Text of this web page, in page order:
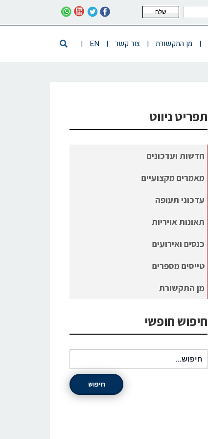
שלח
| מן התקשורת | צור קשר |
EN
|
תפריט ניווט
חדשות ועדכונים
מאמרים מקצועיים
עדכוני תעופה
תאונות אויריות
כנסים ואירועים
טייסים מספרים
מן התקשורת
חיפוש חופשי
חיפוש